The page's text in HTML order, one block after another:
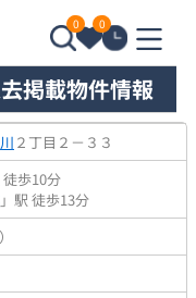
0 0
掲載物件情報
２丁目２－３３
徒歩10分
」駅 徒歩13分